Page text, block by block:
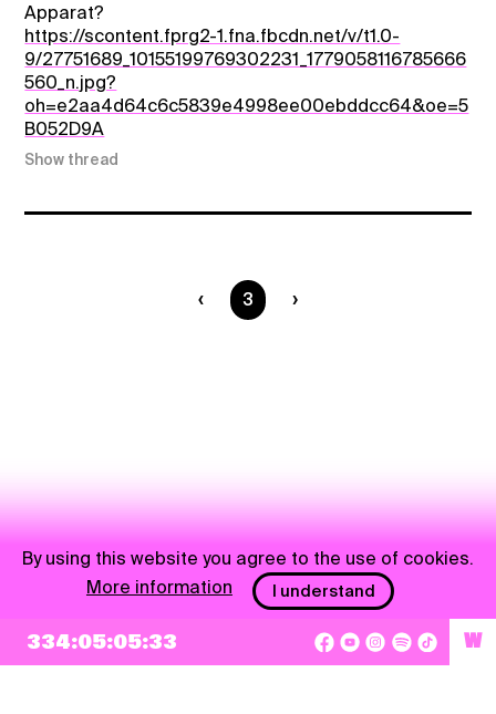
Apparat?
https://scontent.fprg2-1.fna.fbcdn.net/v/t1.0-
9/27751689_10155199769302231_1779058116785666
560_n.jpg?
oh=e2aa4d64c6c5839e4998ee00ebddcc64&oe=5
B052D9A
Show thread
You are on page
3
334:05:05:33 W
By using this website you agree to the use of cookies.
More information
I understand